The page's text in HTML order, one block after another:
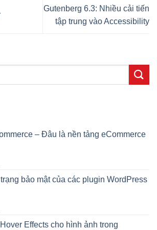
Gutenberg 6.3: Nhiều cải tiến
tập trung vào Accessibility
– Đâu là nền tảng eCommerce
bảo mật của các plugin WordPress
Effects cho hình ảnh trong